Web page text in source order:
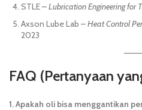
STLE –Lubrication Engineering for
Axson Lube Lab –Heat Control
2023
FAQ (Pertanyaan
1. Apakah oli bisa menggantikan